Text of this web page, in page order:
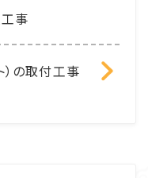
事
）の取付工事